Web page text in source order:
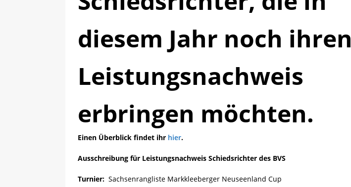
diesem Jahr noch ihren
Leistungsnachweis
erbringen möchten.
Einen Überblick findet ihr hier.
Ausschreibung für Leistungsnachweis Schiedsrichter des BVS
Turnier: Sachsenrangliste Markkleeberger Neuseenland Cup